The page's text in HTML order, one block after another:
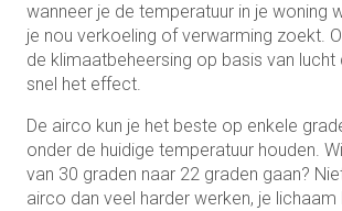
wanneer je de temperatuur in je woning
je nou verkoeling of verwarming zoekt.
de klimaatbeheersing op basis van lucht
snel het effect.
De airco kun je het beste op enkele
onder de huidige temperatuur houden.
van 30 graden naar 22 graden gaan?
airco dan veel harder werken, je lichaam